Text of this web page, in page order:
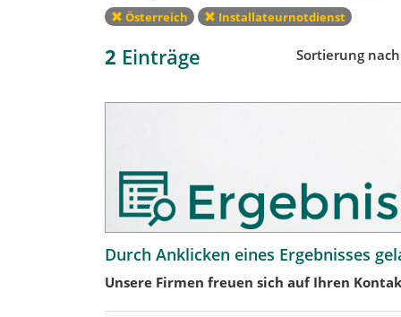
Österreich Installateurnotdienst
2 Einträge Sortierung nach
Durch Anklicken eines Ergebnisses
Unsere Firmen freuen sich auf Ihren